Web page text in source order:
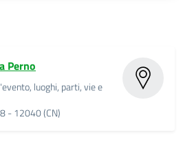
Perno
luoghi, parti, vie e
- 12040 (CN)